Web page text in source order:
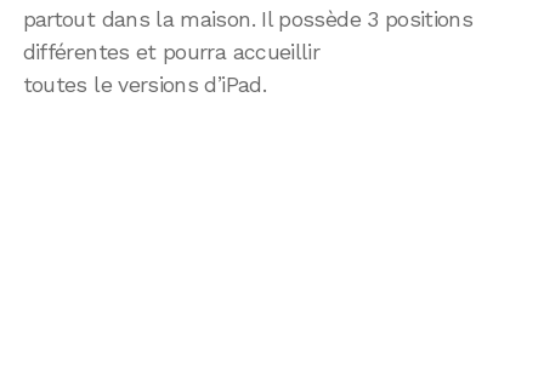
partout dans la maison. Il possède 3 positions
différentes et pourra accueillir
toutes le versions d’iPad.